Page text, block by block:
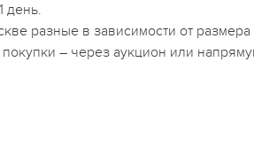
день.
разные в зависимости от размера
– через аукцион или